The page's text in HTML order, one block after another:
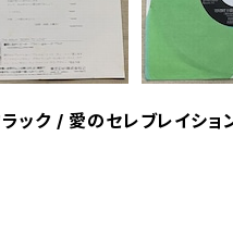
ック / 愛のセレブレイショ